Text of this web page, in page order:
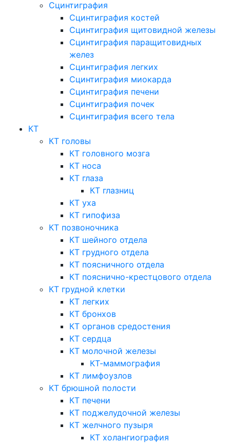
Сцинтиграфия
Сцинтиграфия костей
Сцинтиграфия щитовидной железы
Сцинтиграфия паращитовидных
желез
Сцинтиграфия легких
Сцинтиграфия миокарда
Сцинтиграфия печени
Сцинтиграфия почек
Сцинтиграфия всего тела
КТ
КТ головы
КТ головного мозга
КТ носа
КТ глаза
КТ глазниц
КТ уха
КТ гипофиза
КТ позвоночника
КТ шейного отдела
КТ грудного отдела
КТ поясничного отдела
КТ пояснично-крестцового отдела
КТ грудной клетки
КТ легких
КТ бронхов
КТ органов средостения
КТ сердца
КТ молочной железы
КТ-маммография
КТ лимфоузлов
КТ брюшной полости
КТ печени
КТ поджелудочной железы
КТ желчного пузыря
КТ холангиография